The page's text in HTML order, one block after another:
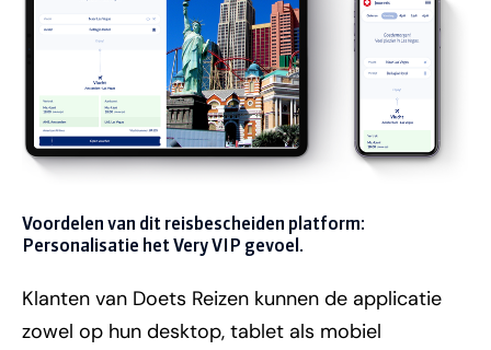
Voordelen van dit reisbescheiden platform:
Personalisatie het Very VIP gevoel.
Klanten van Doets Reizen kunnen de applicatie
zowel op hun desktop, tablet als mobiel